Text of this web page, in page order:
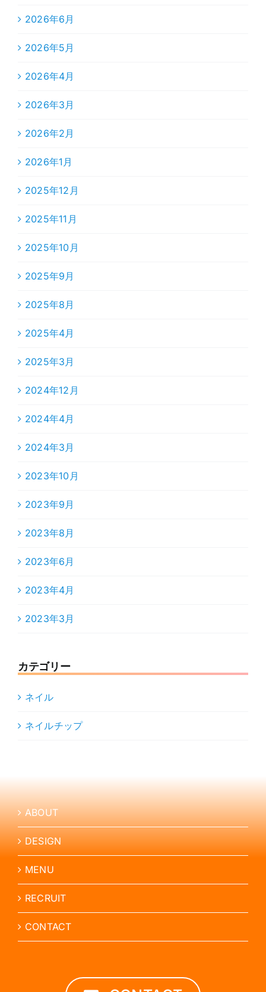
2026年6月
2026年5月
2026年4月
2026年3月
2026年2月
2026年1月
2025年12月
2025年11月
2025年10月
2025年9月
2025年8月
2025年4月
2025年3月
2024年12月
2024年4月
2024年3月
2023年10月
2023年9月
2023年8月
2023年6月
2023年4月
2023年3月
カテゴリー
ネイル
ネイルチップ
ABOUT
DESIGN
MENU
RECRUIT
CONTACT